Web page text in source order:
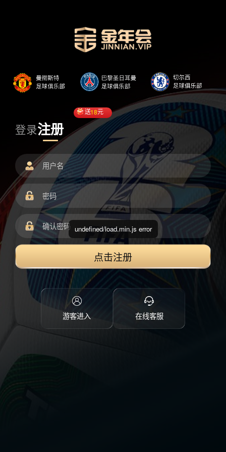
登录注册
送18元
点击注册
游客进入 在线客服
undefined/load.min.js error